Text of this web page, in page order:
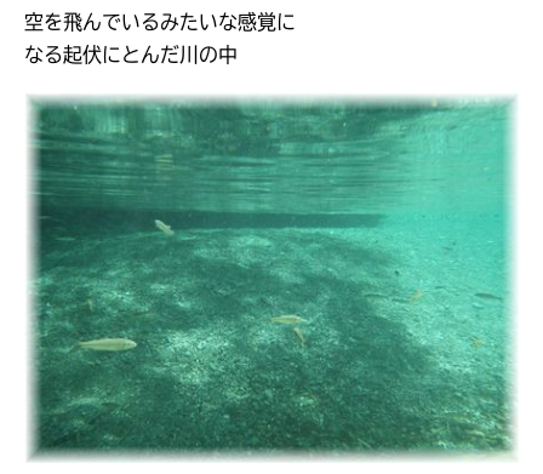
空を飛んでいるみたいな感覚に
なる起伏にとんだ川の中